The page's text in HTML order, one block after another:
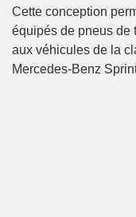
Cette conception
équipés de pneus de
aux véhicules de la
Mercedes-Benz